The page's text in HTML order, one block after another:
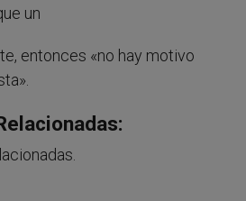
un
entonces «no hay motivo